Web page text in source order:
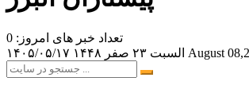
تعداد خبر های امروز: 0
۱۴۰۵/۰۵/۱۷
السبت ۲۳ صفر ۱۴۴۸ August